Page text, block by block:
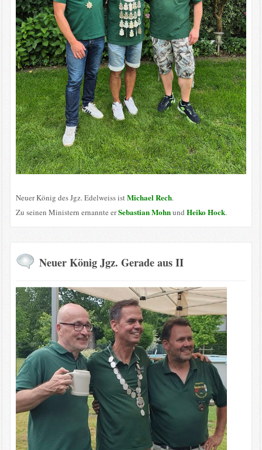
Neuer König des Jgz. Edelweiss istMichael Rech.
Zu seinen Ministern ernannte erSebastian Mohnund Heiko Hock.
Neuer König Jgz. Gerade aus II